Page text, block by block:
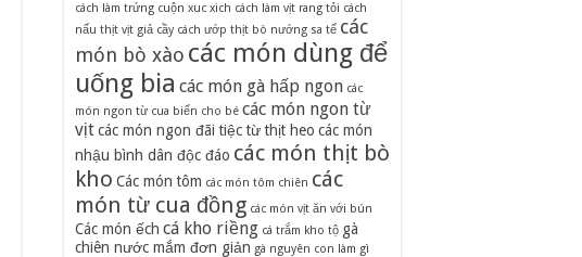
cách làm trứng cuộn xuc xich cách làm vịt rang tỏi cách
nấu thịt vịt giả cầy cách ướp thịt bò nướng sa tế các
món bò xào các món dùng để
uống bia các món gà hấp ngon các
món ngon từ cua biển cho bé các món ngon từ
vịtcác món ngon đãi tiệc từ thịt heo các món
nhậu bình dân độc đáo các món thịt bò
kho Các món tôm các món tôm chiên các
món từ cua đồng các món vịt ăn với bún
Các món ếch cá kho riềng cá trắm kho tộ gà
chiên nước mắm đơn giản gà nguyên con làm gì